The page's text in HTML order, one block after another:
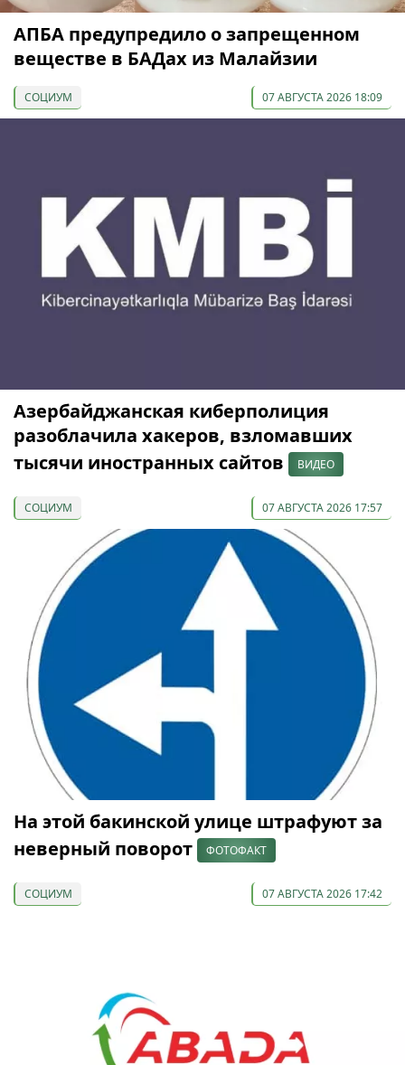
АПБА предупредило о запрещенном
веществе в БАДах из Малайзии
СОЦИУМ 07 АВГУСТА 2026 18:09
Азербайджанская киберполиция
разоблачила хакеров, взломавших
тысячи иностранных сайтов
ВИДЕО
СОЦИУМ 07 АВГУСТА 2026 17:57
На этой бакинской улице штрафуют за
неверный поворот
ФОТОФАКТ
СОЦИУМ 07 АВГУСТА 2026 17:42